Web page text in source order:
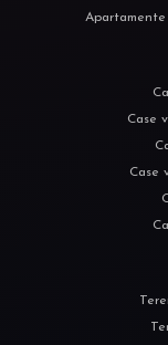
Apartamente
Case
Case